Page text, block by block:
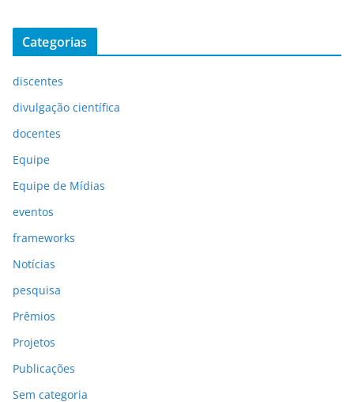
Categorias
discentes
divulgação científica
docentes
Equipe
Equipe de Mídias
eventos
frameworks
Notícias
pesquisa
Prêmios
Projetos
Publicações
Sem categoria